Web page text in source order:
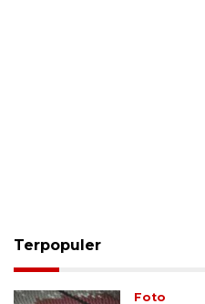
Terpopuler
Foto